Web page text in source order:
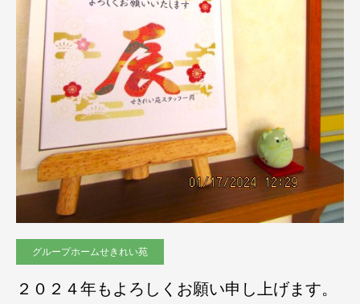
グループホームせきれい苑
２０２４年もよろしくお願い申し上げます。